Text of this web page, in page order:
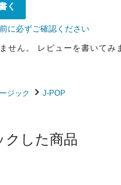
く
に必ずご確認ください
せん。 レビューを書いてみ
ジック J-POP
クした商品